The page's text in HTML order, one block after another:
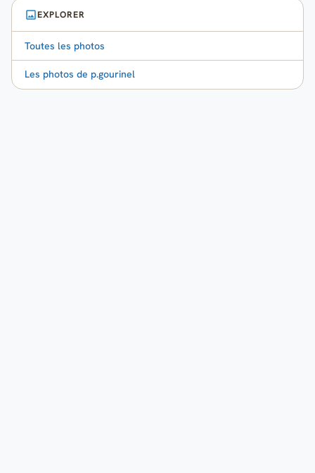
EXPLORER
Toutes les photos
Les photos de p.gourinel